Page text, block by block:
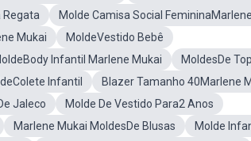
Regata
Molde Camisa Social
Mukai
MoldeVestido Bebê
Infantil Marlene Mukai
MoldesDe
Infantil
Blazer Tamanho 40Marlene
Jaleco
Molde De Vestido Para2 Anos
Marlene Mukai MoldesDe Blusas
Molde